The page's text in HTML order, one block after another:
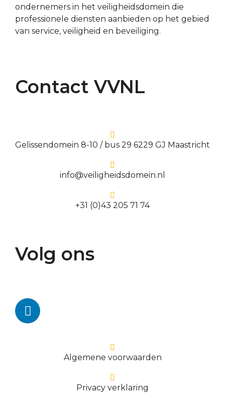
ondernemers in het veiligheidsdomein die
professionele diensten aanbieden op het gebied
van service, veiligheid en beveiliging.
Contact VVNL
Gelissendomein 8-10 / bus 29 6229 GJ Maastricht
info@veiligheidsdomein.nl
+31 (0)43 205 71 74
Volg ons
Algemene voorwaarden
Privacy verklaring